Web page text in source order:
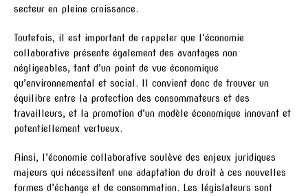
secteur en pleine croissance.
Toutefois, il est important de rappeler que l’économie
collaborative présente également des avantages non
négligeables, tant d’un point de vue économique
qu’environnemental et social. Il convient donc de trouver un
équilibre entre la protection des consommateurs et des
travailleurs, et la promotion d’un modèle économique innovant et
potentiellement vertueux.
Ainsi, l’économie collaborative soulève des enjeux juridiques
majeurs qui nécessitent une adaptation du droit à ces nouvelles
formes d’échange et de consommation. Les législateurs sont